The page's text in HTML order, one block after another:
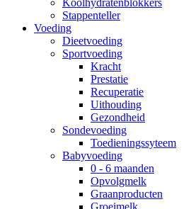
Stappenteller
Voeding
Dieetvoeding
Sportvoeding
Kracht
Prestatie
Recuperatie
Uithouding
Gezondheid
Sondevoeding
Toedieningssyteem
Babyvoeding
0 - 6 maanden
Opvolgmelk
Graanproducten
Groeimelk